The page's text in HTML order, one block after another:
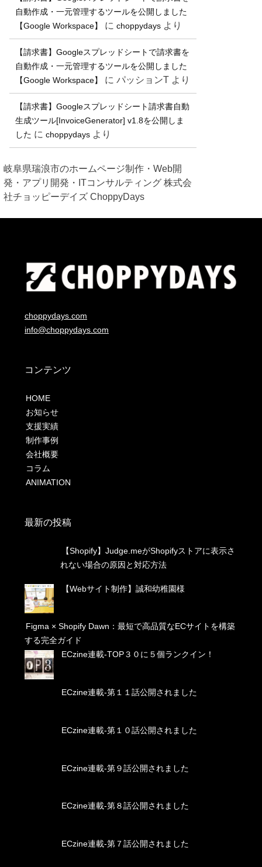
自動作成・一元管理するツールを公開しました
【Google Workspace】
に choppydays より
【請求書】Googleスプレッドシートで請求書を
自動作成・一元管理するツールを公開しました
【Google Workspace】
に パッションT より
【請求書】Googleスプレッドシート請求書自動
生成ツール[InvoiceGenerator] v1.8を公開しま
した に choppydays より
岐阜県瑞浪市のホームページ制作・Web開
発・アプリ開発・ITコンサルティング 株式会
社チョッピーデイズ ChoppyDays
choppydays.com
info@choppydays.com
コンテンツ
HOME
お知らせ
支援実績
制作事例
会社概要
コラム
ANIMATION
最新の投稿
【Shopify】Judge.meがShopifyストアに表示さ
れない場合の原因と対応方法
【Webサイト制作】誠和幼稚園様
Figma × Shopify Dawn：最短で高品質なECサイトを構築
する完全ガイド
ECzine連載-TOP３０に５個ランクイン！
ECzine連載-第１１話公開されました
ECzine連載-第１０話公開されました
ECzine連載-第９話公開されました
ECzine連載-第８話公開されました
ECzine連載-第７話公開されました